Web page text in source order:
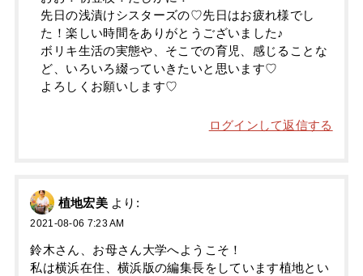
先日の浅漬けシスターズの♡先日はお疲れ様でし
た！楽しい時間をありがとうございました♪
ボリキ生活の実態や、そこでの育児、感じることな
ど、いろいろ綴っていきたいと思います♡
よろしくお願いします♡
ログインして返信する
植地宏美 より:
2021-08-06 7:23 AM
鈴木さん、お母さん大学へようこそ！
私は横浜在住、横浜版の編集長をしています植地とい